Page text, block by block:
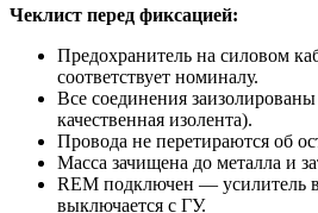
Чеклист перед фиксацией:
Предохранитель на силовом
соответствует номиналу.
Все соединения
качественная изолента).
Провода не перетираются об
Масса зачищена до металла и
REM подключен — усилитель
выключается с ГУ.